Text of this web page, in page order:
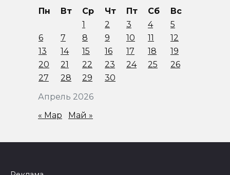
Апрель 2026
Пн Вт Ср Чт Пт Сб
Вс
1
2 3 4
5
6
7 8 9 10 11
12
13
14 15 16 17 18
19
20
21 22 23 24 25
26
27
28 29 30
« Мар Май »